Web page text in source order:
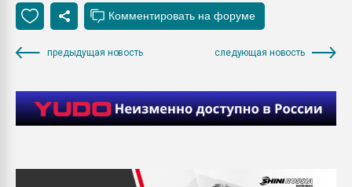
предыдущая новость следующая новость